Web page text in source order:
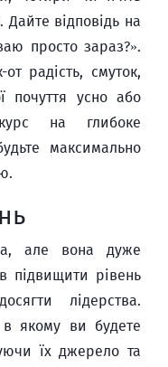
Дайте відповідь на
просто зараз?»‎.
радість, смуток,
почуття усно або
на глибоке
максимально
але вона дуже
підвищити рівень
лідерства.
в якому ви будете
їх джерело та